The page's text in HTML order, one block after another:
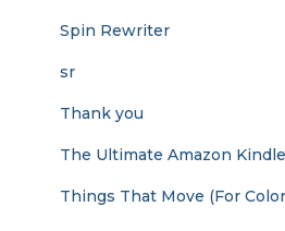
Spin Rewriter
sr
Thank you
The Ultimate Amazon
Things That Move (For